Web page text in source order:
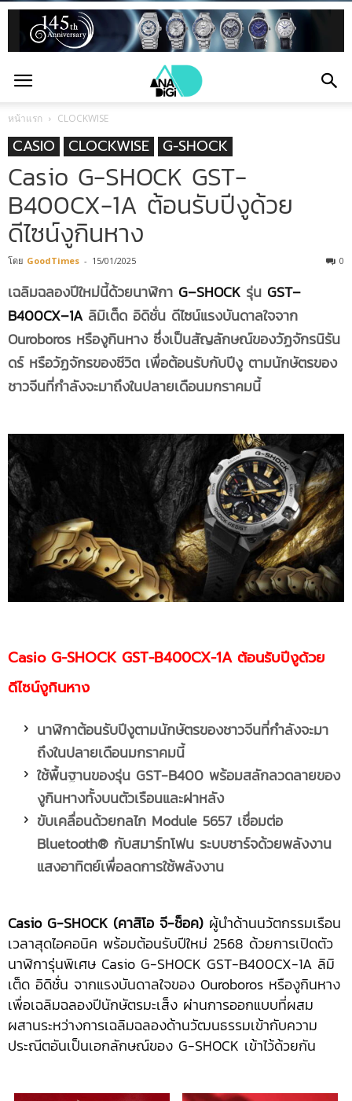
หน้าแรก CLOCKWISE
CASIO CLOCKWISE G-SHOCK
Casio G-SHOCK GST-
B400CX-1A ต้อนรับปีงูด้วย
ดีไซน์งูกินหาง
โดย GoodTimes - 15/01/2025 0
เฉลิมฉลองปีใหม่นี้ด้วยนาฬิกา G–SHOCK รุ่น GST–
B400CX–1A ลิมิเต็ด อิดิชั่น ดีไซน์แรงบันดาลใจจาก
Ouroboros หรืองูกินหาง ซึ่งเป็นสัญลักษณ์ของวัฏจักรนิรัน
ดร์ หรือวัฏจักรของชีวิต เพื่อต้อนรับกับปีงู ตามนักษัตรของ
ชาวจีนที่กำลังจะมาถึงในปลายเดือนมกราคมนี้
Casio G-SHOCK GST-B400CX-1A ต้อนรับปีงูด้วย
ดีไซน์งูกินหาง
นาฬิกาต้อนรับปีงูตามนักษัตรของชาวจีนที่กำลังจะมา
ถึงในปลายเดือนมกราคมนี้
ใช้พื้นฐานของรุ่น GST-B400 พร้อมสลักลวดลายของ
งูกินหางทั้งบนตัวเรือนและฝาหลัง
ขับเคลื่อนด้วยกลไก Module 5657 เชื่อมต่อ
Bluetooth® กับสมาร์ทโฟน ระบบชาร์จด้วยพลังงาน
แสงอาทิตย์เพื่อลดการใช้พลังงาน
Casio G-SHOCK (คาสิโอ จี-ช็อค) ผู้นำด้านนวัตกรรมเรือน
เวลาสุดไอคอนิค พร้อมต้อนรับปีใหม่ 2568 ด้วยการเปิดตัว
นาฬิการุ่นพิเศษ Casio G-SHOCK GST-B400CX-1A ลิมิ
เต็ด อิดิชั่น จากแรงบันดาลใจของ Ouroboros หรืองูกินหาง
เพื่อเฉลิมฉลองปีนักษัตรมะเส็ง ผ่านการออกแบบที่ผสม
ผสานระหว่างการเฉลิมฉลองด้านวัฒนธรรมเข้ากับความ
ประณีตอันเป็นเอกลักษณ์ของ G-SHOCK เข้าไว้ด้วยกัน